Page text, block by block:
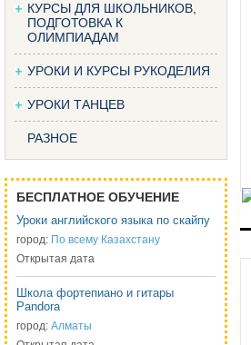
КУРСЫ ДЛЯ ШКОЛЬНИКОВ,
ПОДГОТОВКА К
ОЛИМПИАДАМ
УРОКИ И КУРСЫ РУКОДЕЛИЯ
УРОКИ ТАНЦЕВ
РАЗНОЕ
БЕСПЛАТНОЕ ОБУЧЕНИЕ
Уроки английского языка по скайпу
город: По всему Казахстану
Открытая дата
Школа фортепиано и гитары
Pandora
город: Алматы